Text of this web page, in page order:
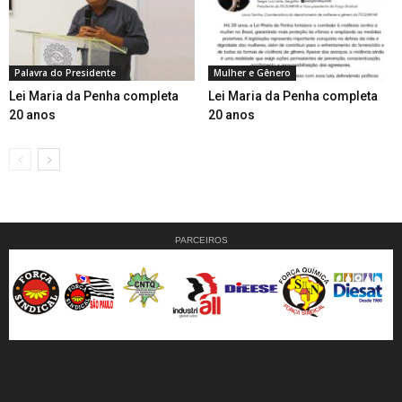
Palavra do Presidente
Lei Maria da Penha completa
20 anos
Mulher e Gênero
Lei Maria da Penha completa
20 anos
PARCEIROS